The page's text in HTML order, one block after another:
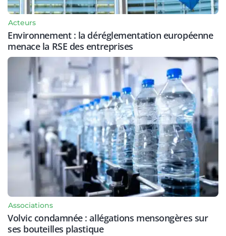
Acteurs
Environnement : la déréglementation européenne
menace la RSE des entreprises
Associations
Volvic condamnée : allégations mensongères sur
ses bouteilles plastique